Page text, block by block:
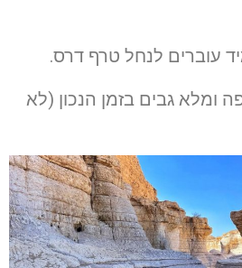
עוברים לנחל טרף דרס.
ומלא גבים בזמן הנכון (לא